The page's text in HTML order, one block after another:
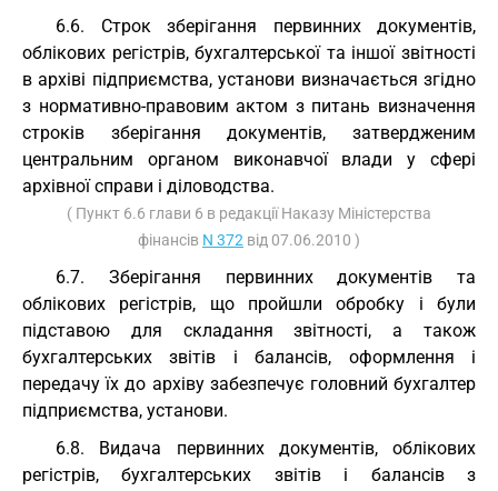
6.6. Строк зберігання первинних документів,
облікових регістрів, бухгалтерської та іншої звітності
в архіві підприємства, установи визначається згідно
з нормативно-правовим актом з питань визначення
строків зберігання документів, затвердженим
центральним органом виконавчої влади у сфері
архівної справи і діловодства.
( Пункт 6.6 глави 6 в редакції Наказу Міністерства
фінансів N 372 від 07.06.2010 )
6.7. Зберігання первинних документів та
облікових регістрів, що пройшли обробку і були
підставою для складання звітності, а також
бухгалтерських звітів і балансів, оформлення і
передачу їх до архіву забезпечує головний бухгалтер
підприємства, установи.
6.8. Видача первинних документів, облікових
регістрів, бухгалтерських звітів і балансів з